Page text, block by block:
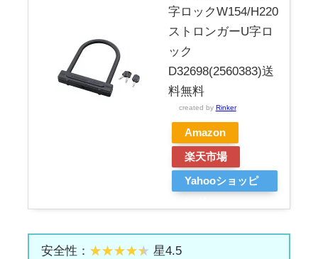
字ロックW154/H220
ストロンガーU字ロ
ック
D32698(2560383)送
料無料
created by Rinker
Amazon
楽天市場
Yahooショッピ
安全性：
星4.5